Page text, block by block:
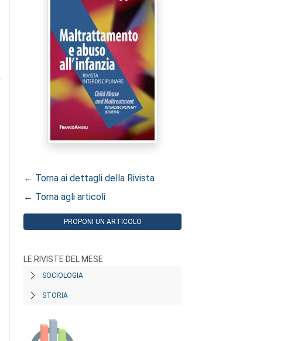
← Torna ai dettagli della Rivista
← Torna agli articoli
PROPONI UN ARTICOLO
LE RIVISTE DEL MESE
SOCIOLOGIA
STORIA